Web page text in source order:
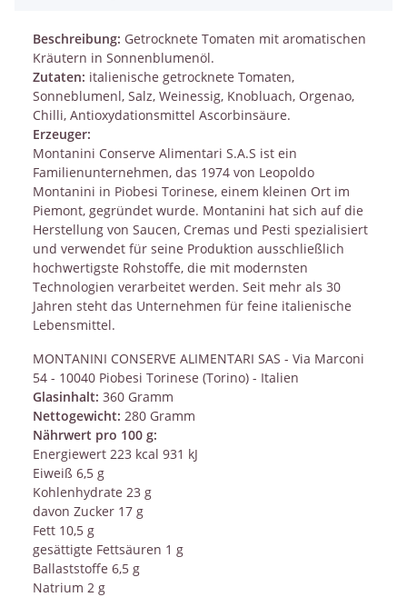
Beschreibung: Getrocknete Tomaten mit aromatischen
Kräutern in Sonnenblumenöl.
Zutaten: italienische getrocknete Tomaten,
Sonneblumenl, Salz, Weinessig, Knobluach, Orgenao,
Chilli, Antioxydationsmittel Ascorbinsäure.
Erzeuger:
Montanini Conserve Alimentari S.A.S ist ein
Familienunternehmen, das 1974 von Leopoldo
Montanini in Piobesi Torinese, einem kleinen Ort im
Piemont, gegründet wurde. Montanini hat sich auf die
Herstellung von Saucen, Cremas und Pesti spezialisiert
und verwendet für seine Produktion ausschließlich
hochwertigste Rohstoffe, die mit modernsten
Technologien verarbeitet werden. Seit mehr als 30
Jahren steht das Unternehmen für feine italienische
Lebensmittel.
MONTANINI CONSERVE ALIMENTARI SAS - Via Marconi
54 - 10040 Piobesi Torinese (Torino) - Italien
Glasinhalt: 360 Gramm
Nettogewicht: 280 Gramm
Nährwert pro 100 g:
Energiewert 223 kcal 931 kJ
Eiweiß 6,5 g
Kohlenhydrate 23 g
davon Zucker 17 g
Fett 10,5 g
gesättigte Fettsäuren 1 g
Ballaststoffe 6,5 g
Natrium 2 g